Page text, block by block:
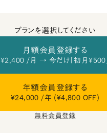
プランを選択してください
月額会員登録する
¥2,400 /月 → 今だけ「初月¥500」
年額会員登録する
¥24,000 /年 (¥4,800 OFF)
無料会員登録